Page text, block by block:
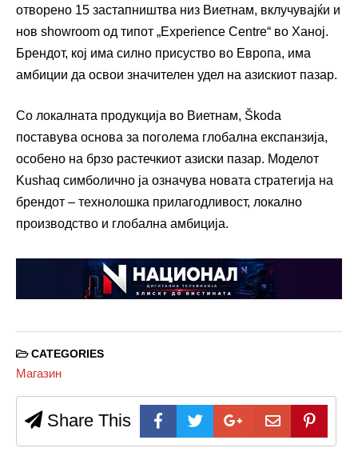
отворено 15 застапништва низ Виетнам, вклучувајќи и
нов showroom од типот „Experience Centre“ во Ханој.
Брендот, кој има силно присуство во Европа, има
амбиции да освои значителен удел на азискиот пазар.
Со локалната продукција во Виетнам, Škoda
поставува основа за поголема глобална експанзија,
особено на брзо растечкиот азиски пазар. Моделот
Kushaq симболично ја означува новата стратегија на
брендот – технолошка прилагодливост, локално
производство и глобална амбиција.
CATEGORIES
Магазин
Share This